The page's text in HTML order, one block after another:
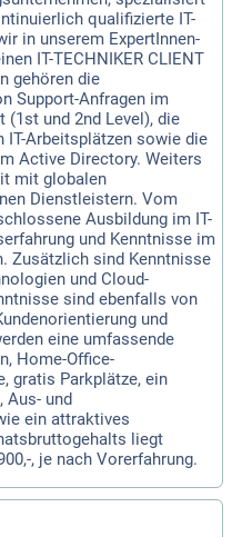
qualifizierte IT-
in unserem ExpertInnen-
IT-TECHNIKER CLIENT
gehören die
Support-Anfragen im
(1st und 2nd Level), die
IT-Arbeitsplätzen sowie die
Active Directory. Weiters
mit globalen
Dienstleistern. Vom
Ausbildung im IT-
und Kenntnisse im
Zusätzlich sind Kenntnisse
und Cloud-
sind ebenfalls von
und
eine umfassende
Home-Office-
gratis Parkplätze, ein
Aus- und
ein attraktives
liegt
, je nach Vorerfahrung.